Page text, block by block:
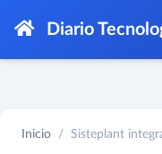
Diario
Inicio Sisteplant